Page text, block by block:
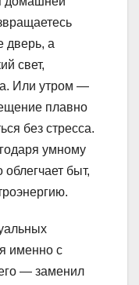
дверь, а
свет,
Или утром —
плавно
без стресса.
умному
быт,
именно с
— заменил